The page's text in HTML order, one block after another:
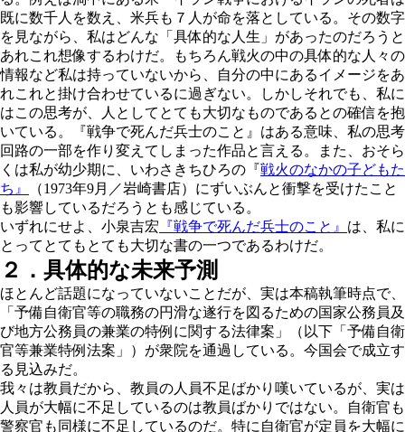
既に数千人を数え、米兵も７人が命を落としている。その数字
を見ながら、私はどんな「具体的な人生」があったのだろうと
あれこれ想像するわけだ。もちろん戦火の中の具体的な人々の
情報など私は持っていないから、自分の中にあるイメージをあ
れこれと掛け合わせているに過ぎない。しかしそれでも、私に
はこの思考が、人としてとても大切なものであるとの確信を抱
いている。『戦争で死んだ兵士のこと』はある意味、私の思考
回路の一部を作り変えてしまった作品と言える。また、おそら
くは私が幼少期に、いわさきちひろの『戦火のなかの子どもた
ち』
（1973年9月／岩崎書店）にずいぶんと衝撃を受けたこと
も影響しているだろうとも感じている。
いずれにせよ、小泉吉宏 『戦争で死んだ兵士のこと』 は、私に
とってとてもとても大切な書の一つであるわけだ。
２．具体的な未来予測
ほとんど話題になっていないことだが、実は本稿執筆時点で、
「予備自衛官等の職務の円滑な遂行を図るための国家公務員及
び地方公務員の兼業の特例に関する法律案」
（以下「予備自衛
官等兼業特例法案」）が衆院を通過している。今国会で成立す
る見込みだ。
我々は教員だから、教員の人員不足ばかり嘆いているが、実は
人員が大幅に不足しているのは教員ばかりではない。自衛官も
警察官も同様に不足しているのだ。特に自衛官が定員を大幅に